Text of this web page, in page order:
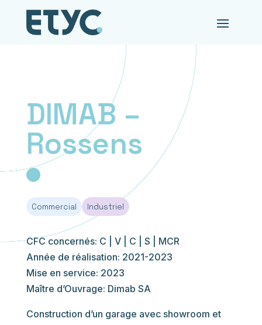
DIMAB –
Rossens
Commercial Industriel
CFC concernés: C | V | C | S | MCR
Année de réalisation: 2021-2023
Mise en service: 2023
Maître d’Ouvrage: Dimab SA
Construction d’un garage avec showroom et